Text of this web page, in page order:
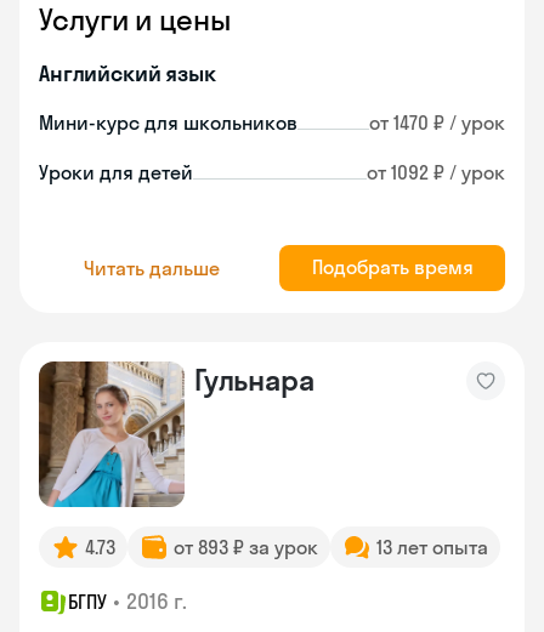
Услуги и цены
Английский язык
Мини-курс для школьников от 1470 ₽ / урок
Уроки для детей от 1092 ₽ / урок
Читать дальше Подобрать время
Гульнара
4.73 от 893 ₽ за урок 13 лет опыта
БГПУ • 2016 г.